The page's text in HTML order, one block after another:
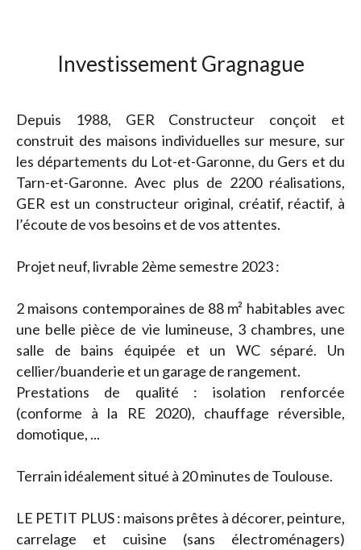
Investissement Gragnague
Depuis 1988, GER Constructeur conçoit et
construit des maisons individuelles sur mesure, sur
les départements du Lot-et-Garonne, du Gers et du
Tarn-et-Garonne. Avec plus de 2200 réalisations,
GER est un constructeur original, créatif, réactif, à
l’écoute de vos besoins et de vos attentes.
Projet neuf, livrable 2ème semestre 2023 :
2 maisons contemporaines de 88 m² habitables avec
une belle pièce de vie lumineuse, 3 chambres, une
salle de bains équipée et un WC séparé. Un
cellier/buanderie et un garage de rangement.
Prestations de qualité : isolation renforcée
(conforme à la RE 2020), chauffage réversible,
domotique, ...
Terrain idéalement situé à 20 minutes de Toulouse.
LE PETIT PLUS : maisons prêtes à décorer, peinture,
carrelage et cuisine (sans électroménagers)